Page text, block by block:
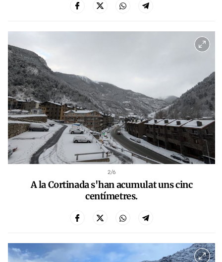
2/6
A la Cortinada s'han acumulat uns cinc
centímetres.